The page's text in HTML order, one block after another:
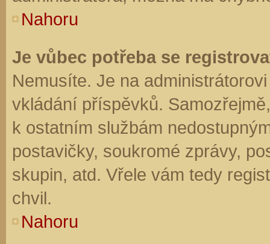
Nahoru
Je vůbec potřeba se
Nemusíte. Je na
vkládání příspěvků.
k ostatním službám
postavičky, soukromé zprávy,
skupin, atd. Vřele vám tedy
chvil.
Nahoru